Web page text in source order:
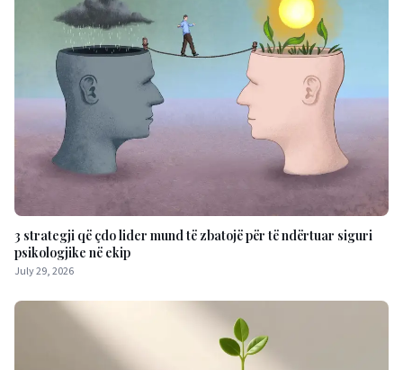
3 strategji që çdo lider mund të zbatojë për të ndërtuar siguri
psikologjike në ekip
July 29, 2026